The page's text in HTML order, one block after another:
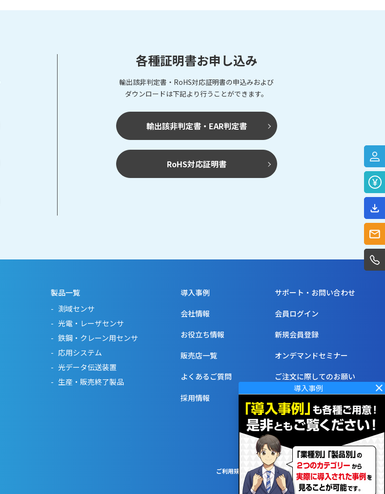
各種証明書お申し込み
輸出該非判定書・RoHS対応証明書の申込みおよび
ダウンロードは下記より行うことができます。
輸出該非判定書・EAR判定書
RoHS対応証明書
製品一覧
測域センサ
光電・レーザセンサ
鉄鋼・クレーン用センサ
応用システム
光データ伝送装置
生産・販売終了製品
導入事例
会社情報
お役立ち情報
販売店一覧
よくあるご質問
採用情報
サポート・お問い合わせ
会員ログイン
新規会員登録
オンデマンドセミナー
ご注文に際してのお願い
ご利用規約 プライバシーポリシー サイトマップ